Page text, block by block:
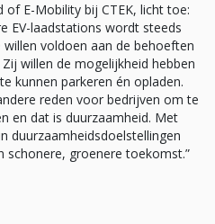
of E-Mobility bij CTEK, licht toe:
EV-laadstations wordt steeds
voldoen aan de behoeften
willen de mogelijkheid hebben
kunnen parkeren én opladen.
reden voor bedrijven om te
en dat is duurzaamheid. Met
duurzaamheidsdoelstellingen
schonere, groenere toekomst.”